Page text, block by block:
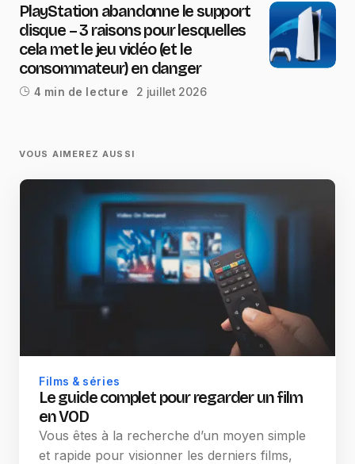
PlayStation abandonne le support
disque – 3 raisons pour lesquelles
cela met le jeu vidéo (et le
consommateur) en danger
4 min de lecture 2 juillet 2026
VOUS AIMEREZ AUSSI
Films & séries
Le guide complet pour regarder un film
en VOD
Vous êtes à la recherche d’un moyen simple
et rapide pour visionner les derniers films,